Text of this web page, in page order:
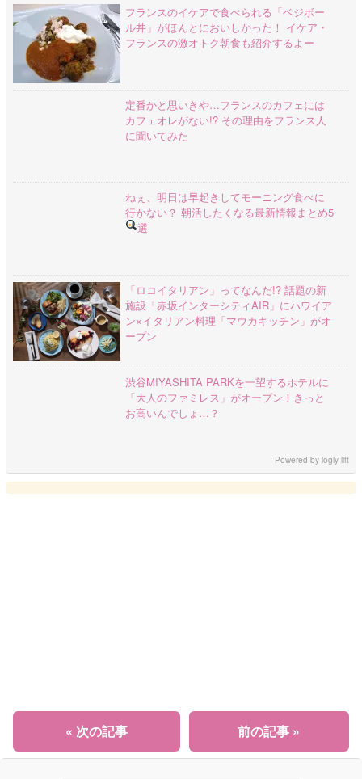
フランスのイケアで食べられる「ベジボー
ル丼」がほんとにおいしかった！ イケア・
フランスの激オトク朝食も紹介するよー
定番かと思いきや…フランスのカフェには
カフェオレがない!? その理由をフランス人
に聞いてみた
ねぇ、明日は早起きしてモーニング食べに
行かない？ 朝活したくなる最新情報まとめ5
選
「ロコイタリアン」ってなんだ!? 話題の新
施設「赤坂インターシティAIR」にハワイア
ン×イタリアン料理「マウカキッチン」がオ
ープン
渋谷MIYASHITA PARKを一望するホテルに
「大人のファミレス」がオープン！きっと
お高いんでしょ…？
Powered bylogly lift
前の記事 »
« 次の記事